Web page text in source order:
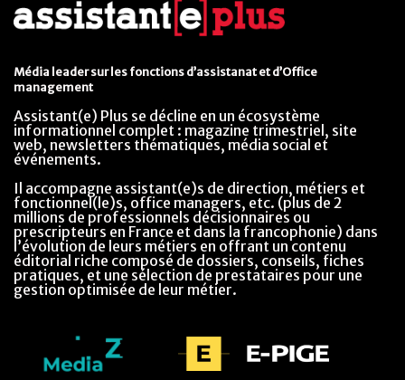
Média leader sur les fonctions d’assistanat et d’Office
management
Assistant(e) Plus se décline en un écosystème
informationnel complet : magazine trimestriel, site
web, newsletters thématiques, média social et
événements.
Il accompagne assistant(e)s de direction, métiers et
fonctionnel(le)s, office managers, etc. (plus de 2
millions de professionnels décisionnaires ou
prescripteurs en France et dans la francophonie) dans
l’évolution de leurs métiers en offrant un contenu
éditorial riche composé de dossiers, conseils, fiches
pratiques, et une sélection de prestataires pour une
gestion optimisée de leur métier.